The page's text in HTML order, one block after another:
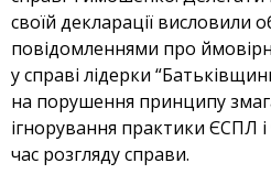
своїй декларації висловили
повідомленнями про
у справі лідерки
на порушення принципу
ігнорування практики ЄСПЛ і
час розгляду справи.